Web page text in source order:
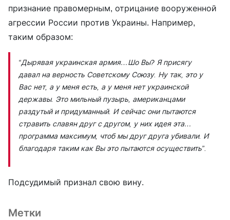
признание правомерным, отрицание вооруженной
агрессии России против Украины. Например,
таким образом:
“Дырявая украинская армия…Шо Вы? Я присягу
давал на верность Советскому Союзу. Ну так, это у
Вас нет, а у меня есть, а у меня нет украинской
державы. Это мильный пузырь, американцами
раздутый и придуманный. И сейчас они пытаются
стравить славян друг с другом, у них идея эта…
программа максимум, чтоб мы друг друга убивали. И
благодаря таким как Вы это пытаются осуществить”.
Подсудимый признал свою вину.
Метки